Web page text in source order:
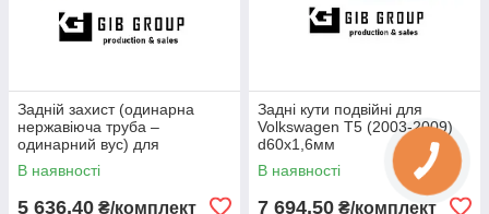
Задній захист (одинарна
нержавіюча труба –
одинарний вус) для
Volkswagen T5 (2003-2009)
d60х1,6мм
В наявності
5 636,40 ₴/комплект
Задні кути подвійні для
Volkswagen T5 (2003-2009)
d60х1,6мм
В наявності
7 694,50 ₴/комплект